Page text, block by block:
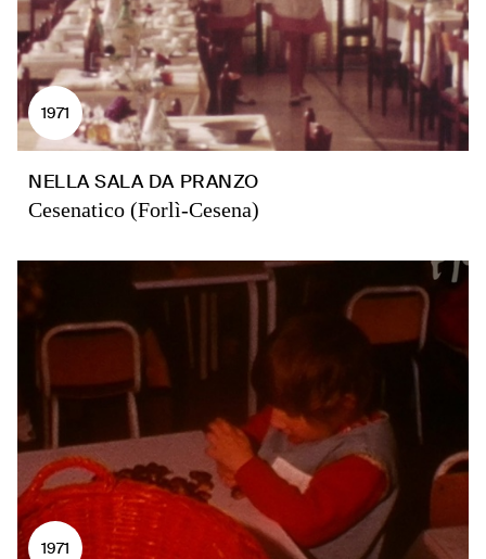
1971
NELLA SALA DA PRANZO
Cesenatico (Forlì-Cesena)
1971